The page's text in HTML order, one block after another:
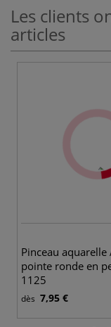
Les clients
articles
Pinceau aquarelle
pointe ronde en
1125
dès 7,95 €